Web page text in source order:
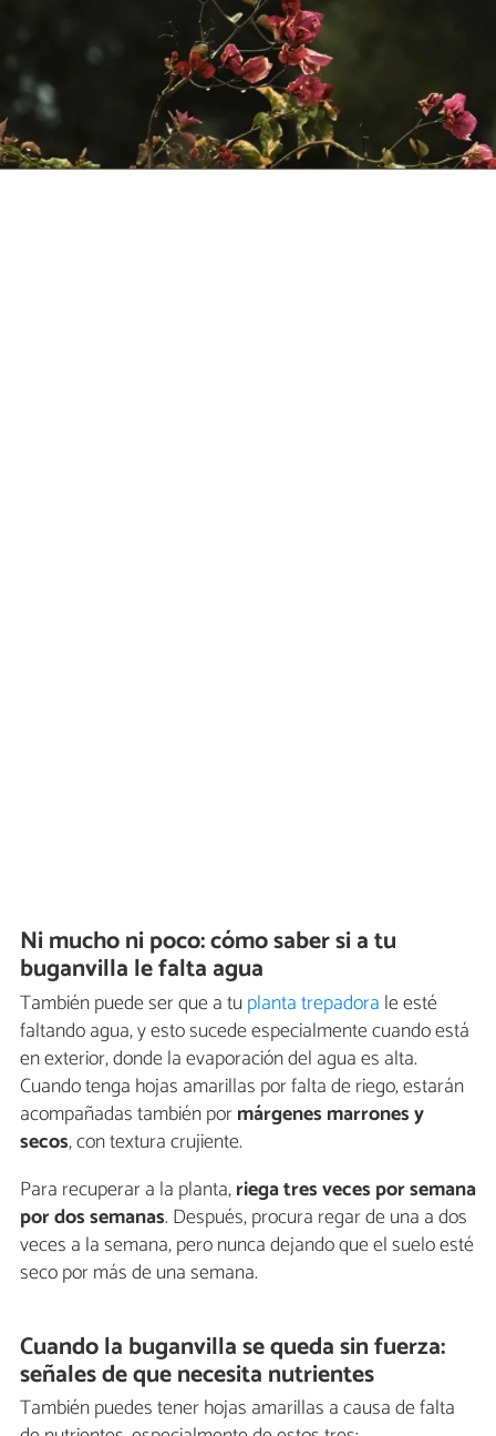
Ni mucho ni poco: cómo saber si a tu
buganvilla le falta agua
También puede ser que a tuplanta trepadora le esté
faltando agua, y esto sucede especialmente cuando está
en exterior, donde la evaporación del agua es alta.
Cuando tenga hojas amarillas por falta de riego, estarán
acompañadas también pormárgenes marrones y
secos, con textura crujiente.
Para recuperar a la planta,riega tres veces por semana
por dos semanas. Después, procura regar de una a dos
veces a la semana, pero nunca dejando que el suelo esté
seco por más de una semana.
Cuando la buganvilla se queda sin fuerza:
señales de que necesita nutrientes
También puedes tener hojas amarillas a causa de falta